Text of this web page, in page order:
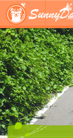
ショップ ツアー